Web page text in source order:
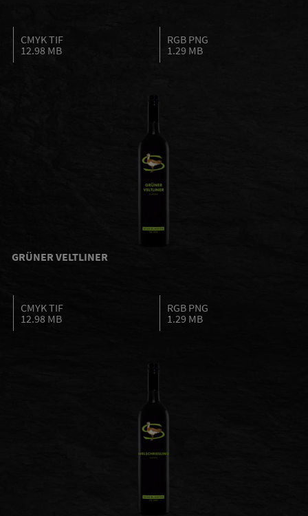
CMYK TIF
12.98 MB
RGB PNG
1.29 MB
GRÜNER VELTLINER
CMYK TIF
12.98 MB
RGB PNG
1.29 MB